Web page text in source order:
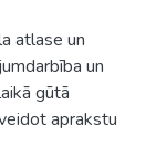
atlase un
un
gūtā
aprakstu